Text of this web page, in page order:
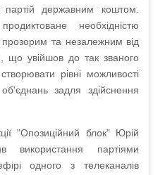
партій державним коштом.
необхідністю
та незалежним від
що увійшов до так званого
рівні можливості
задля здійснення
"Опозиційний блок" Юрій
використання партіями
одного з телеканалів